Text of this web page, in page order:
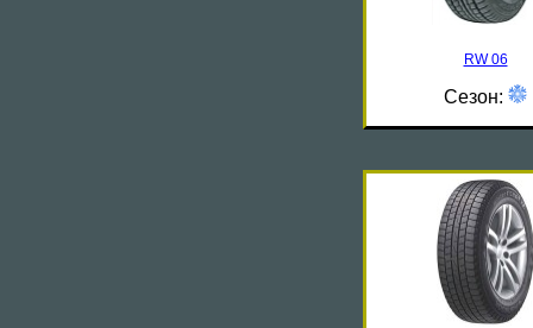
RW 06
Сезон: